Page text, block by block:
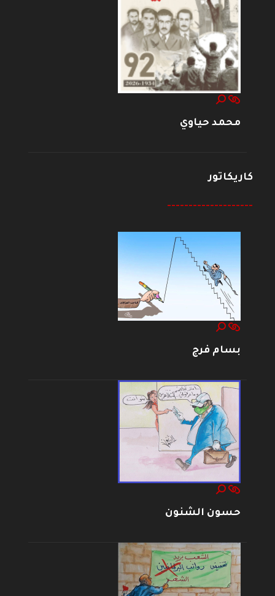
محمد حياوي
كاريكاتور
--------------------
بسام فرج
حسون الشنون